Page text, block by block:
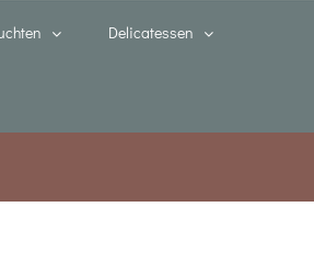
Delicatessen